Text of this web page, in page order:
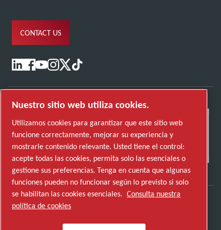
CONTACT US
tecnología que transforma el futuro.
Nuestro sitio web utiliza cookies.
Utilizamos cookies para garantizar que este sitio web
funcione correctamente, mejorar su experiencia y
mostrarle contenido relevante. Usted tiene el control:
acepte todas las cookies, permita solo las esenciales o
gestione sus preferencias. Tenga en cuenta que algunas
funciones pueden no funcionar según lo previsto si solo
se habilitan las cookies esenciales. Consulta nuestra
política de cookies